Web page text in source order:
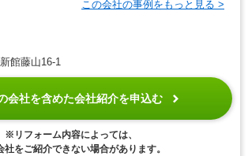
この会社の事例をもっと見る >
館藤山16-1
会社を含めた会社紹介を申込む
※リフォーム内容によっては、
社をご紹介できない場合があります。